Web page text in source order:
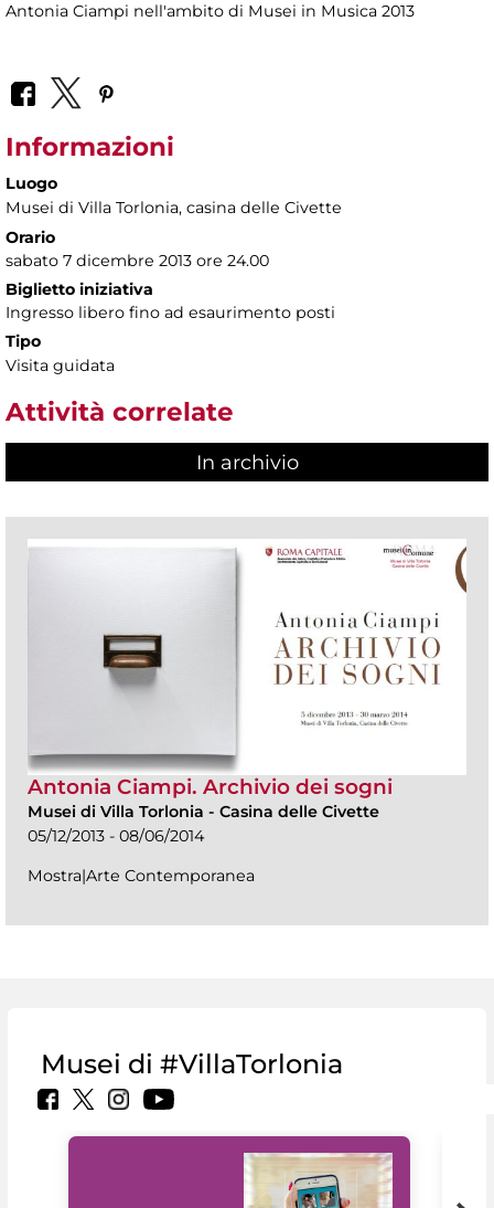
Antonia Ciampi nell'ambito di Musei in Musica 2013
Informazioni
Luogo
Musei di Villa Torlonia, casina delle Civette
Orario
sabato 7 dicembre 2013 ore 24.00
Biglietto iniziativa
Ingresso libero fino ad esaurimento posti
Tipo
Visita guidata
Attività correlate
In archivio
Antonia Ciampi. Archivio dei sogni
Musei di Villa Torlonia - Casina delle Civette
05/12/2013 - 08/06/2014
Mostra|Arte Contemporanea
Musei di #VillaTorlonia